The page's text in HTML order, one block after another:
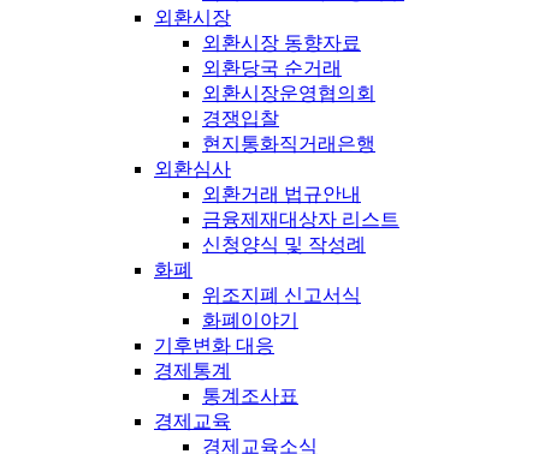
외환시장
외환시장 동향자료
외환당국 순거래
외환시장운영협의회
경쟁입찰
현지통화직거래은행
외환심사
외환거래 법규안내
금융제재대상자 리스트
신청양식 및 작성례
화폐
위조지폐 신고서식
화폐이야기
기후변화 대응
경제통계
통계조사표
경제교육
경제교육소식